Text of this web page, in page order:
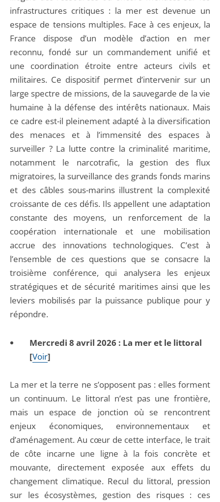
infrastructures critiques : la mer est devenue un
espace de tensions multiples. Face à ces enjeux, la
France dispose d’un modèle d’action en mer
reconnu, fondé sur un commandement unifié et
une coordination étroite entre acteurs civils et
militaires. Ce dispositif permet d’intervenir sur un
large spectre de missions, de la sauvegarde de la vie
humaine à la défense des intérêts nationaux. Mais
ce cadre est-il pleinement adapté à la diversification
des menaces et à l’immensité des espaces à
surveiller ? La lutte contre la criminalité maritime,
notamment le narcotrafic, la gestion des flux
migratoires, la surveillance des grands fonds marins
et des câbles sous-marins illustrent la complexité
croissante de ces défis. Ils appellent une adaptation
constante des moyens, un renforcement de la
coopération internationale et une mobilisation
accrue des innovations technologiques. C’est à
l’ensemble de ces questions que se consacre la
troisième conférence, qui analysera les enjeux
stratégiques et de sécurité maritimes ainsi que les
leviers mobilisés par la puissance publique pour y
répondre.
Mercredi 8 avril 2026 : La mer et le littoral
[Voir]
La mer et la terre ne s’opposent pas : elles forment
un continuum. Le littoral n’est pas une frontière,
mais un espace de jonction où se rencontrent
enjeux économiques, environnementaux et
d’aménagement. Au cœur de cette interface, le trait
de côte incarne une ligne à la fois concrète et
mouvante, directement exposée aux effets du
changement climatique. Recul du littoral, pression
sur les écosystèmes, gestion des risques : ces